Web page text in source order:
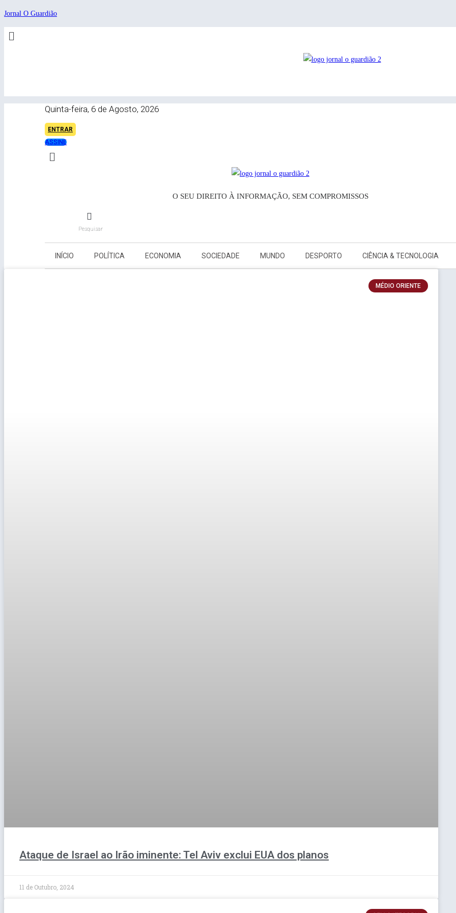
Skip
to
content
Jornal O Guardião
Quinta-feira, 6 de Agosto, 2026
ENTRAR
ASSINE
O SEU DIREITO À INFORMAÇÃO, SEM COMPROMISSOS
Pesquisar
INÍCIO POLÍTICA ECONOMIA SOCIEDADE MUNDO DESPORTO CIÊNCIA & TECNOLOGIA
MÉDIO ORIENTE
Ataque de Israel ao Irão iminente: Tel Aviv exclui EUA dos planos
11 de Outubro, 2024